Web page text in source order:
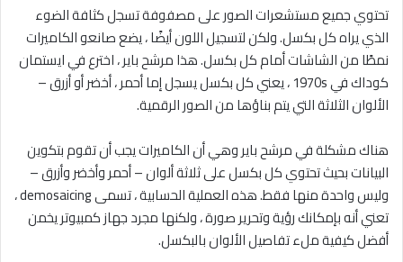
تحتوي جميع مستشعرات الصور على مصفوفة تسجل كثافة الضوء
الذي يراه كل بكسل. ولكن لتسجيل اللون أيضًا ، يضع صانعو الكاميرات
نمطًا من الشاشات أمام كل بكسل. هذا مرشح باير ، اخترع في ايستمان
كوداك في 1970s ، يعني كل بكسل يسجل إما أحمر ، أخضر أو ​​أزرق –
الألوان الثلاثة التي يتم بناؤها من الصور الرقمية.
هناك مشكلة في مرشح باير وهي أن الكاميرات يجب أن تقوم بتكوين
البيانات بحيث تحتوي كل بكسل على ثلاثة ألوان – أحمر وأخضر وأزرق –
وليس واحدة منها فقط. هذه العملية الحسابية ، تسمى demosaicing ،
تعني أنه بإمكانك رؤية وتحرير صورة ، ولكنها مجرد جهاز كمبيوتر يخمن
أفضل كيفية ملء تفاصيل الألوان بالبكسل.